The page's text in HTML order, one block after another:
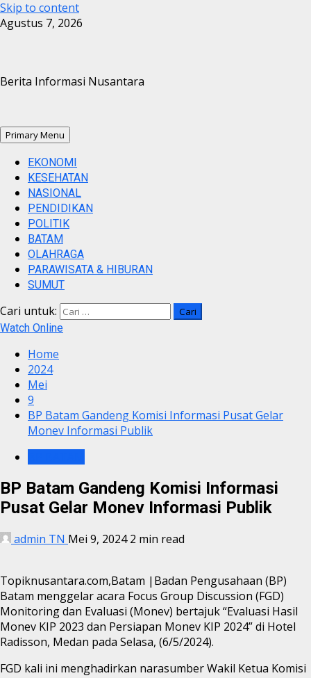
Skip to content
Agustus 7, 2026
Berita Informasi Nusantara
Primary Menu
EKONOMI
KESEHATAN
NASIONAL
PENDIDIKAN
POLITIK
BATAM
OLAHRAGA
PARAWISATA & HIBURAN
SUMUT
Cari untuk:
Watch Online
Home
2024
Mei
9
BP Batam Gandeng Komisi Informasi Pusat Gelar
Monev Informasi Publik
BP Batam Gandeng Komisi Informasi
Pusat Gelar Monev Informasi Publik
admin TN Mei 9, 20242 min read
Topiknusantara.com,Batam |Badan Pengusahaan (BP)
Batam menggelar acara Focus Group Discussion (FGD)
Monitoring dan Evaluasi (Monev) bertajuk “Evaluasi Hasil
Monev KIP 2023 dan Persiapan Monev KIP 2024” di Hotel
Radisson, Medan pada Selasa, (6/5/2024).
FGD kali ini menghadirkan narasumber Wakil Ketua Komisi